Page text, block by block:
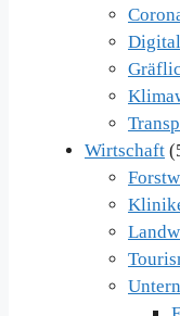
Wirtschaft